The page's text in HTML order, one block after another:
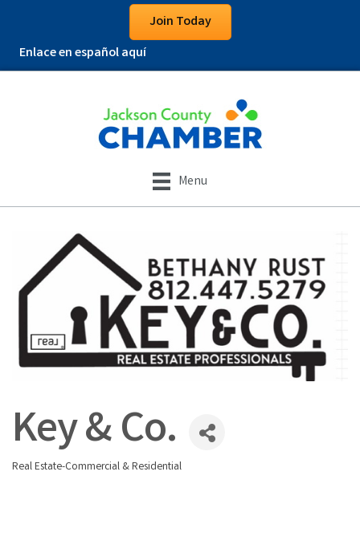
Join Today
Enlace en español aquí
Menu
Key & Co.
Real Estate-Commercial & Residential